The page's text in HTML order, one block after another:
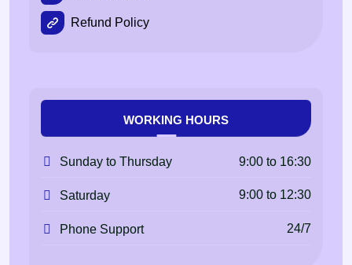
Refund Policy
WORKING HOURS
Sunday to Thursday 9:00 to 16:30
Saturday 9:00 to 12:30
Phone Support 24/7